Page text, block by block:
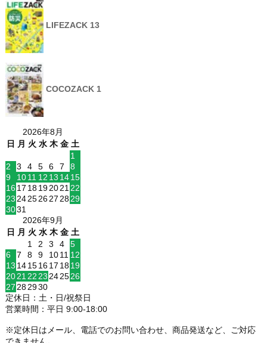
LIFEZACK 13
COCOZACK 1
2026年8月
日
月 火 水 木 金 土
1
2
3 4 5 6 7
8
9
1011 12 13 1415
16 17 18192021 22
23 24252627 2829
3031
2026年9月
日
月 火 水 木 金 土
1
2 3 4
5
6
7 8 9 1011 12
13 14151617 1819
2021 22 23 242526
27 282930
定休日：土・日/祝祭日
営業時間：平日 9:00-18:00
※定休日はメール、電話でのお問い合わせ、商品発送など、ご対応